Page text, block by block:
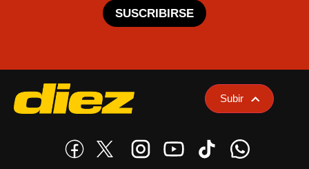
SUSCRIBIRSE
Subir